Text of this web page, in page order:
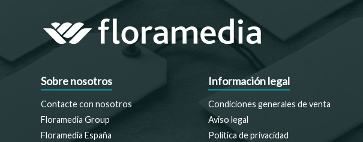
Sobre nosotros
Contacte con nosotros
Floramedia Group
Floramedia España
Información legal
Condiciones generales de venta
Aviso legal
Política de privacidad